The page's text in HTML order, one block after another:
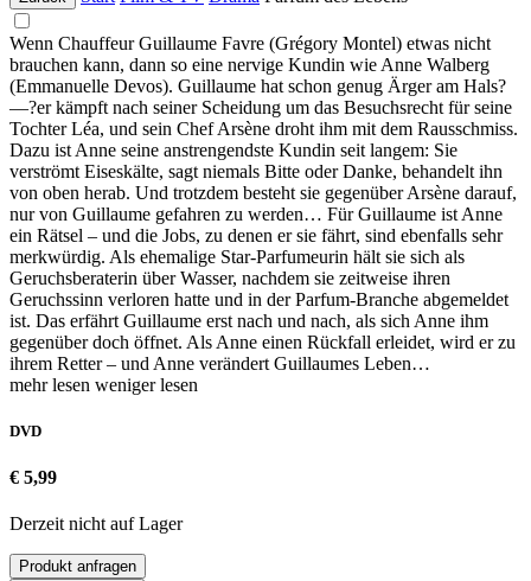
Wenn Chauffeur Guillaume Favre (Grégory Montel) etwas nicht
brauchen kann, dann so eine nervige Kundin wie Anne Walberg
(Emmanuelle Devos). Guillaume hat schon genug Ärger am Hals?
—?er kämpft nach seiner Scheidung um das Besuchsrecht für seine
Tochter Léa, und sein Chef Arsène droht ihm mit dem Rausschmiss.
Dazu ist Anne seine anstrengendste Kundin seit langem: Sie
verströmt Eiseskälte, sagt niemals Bitte oder Danke, behandelt ihn
von oben herab. Und trotzdem besteht sie gegenüber Arsène darauf,
nur von Guillaume gefahren zu werden… Für Guillaume ist Anne
ein Rätsel – und die Jobs, zu denen er sie fährt, sind ebenfalls sehr
merkwürdig. Als ehemalige Star-Parfumeurin hält sie sich als
Geruchsberaterin über Wasser, nachdem sie zeitweise ihren
Geruchssinn verloren hatte und in der Parfum-Branche abgemeldet
ist. Das erfährt Guillaume erst nach und nach, als sich Anne ihm
gegenüber doch öffnet. Als Anne einen Rückfall erleidet, wird er zu
ihrem Retter – und Anne verändert Guillaumes Leben…
mehr lesen weniger lesen
DVD
€ 5,99
Derzeit nicht auf Lager
Produkt anfragen